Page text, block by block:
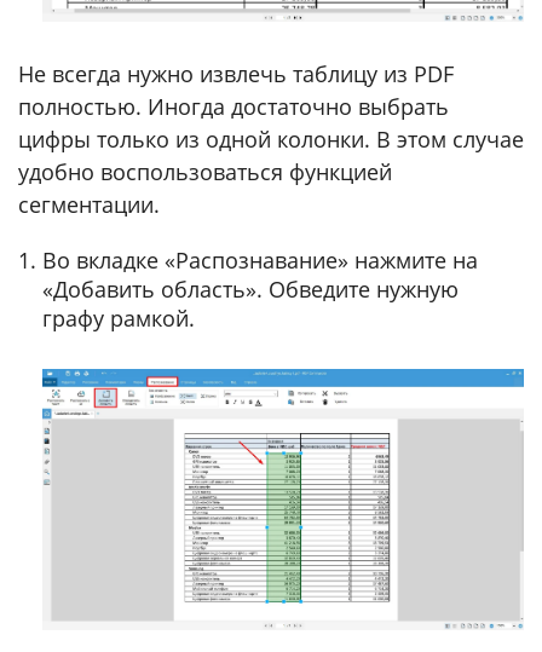
Не всегда нужно извлечь таблицу из PDF
полностью. Иногда достаточно выбрать
цифры только из одной колонки. В этом случае
удобно воспользоваться функцией
сегментации.
Во вкладке «Распознавание» нажмите на
«Добавить область». Обведите нужную
графу рамкой.